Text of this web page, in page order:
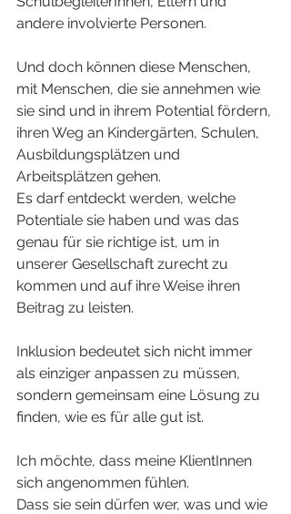
andere involvierte Personen.
Und doch können diese Menschen,
mit Menschen, die sie annehmen wie
sie sind und in ihrem Potential fördern,
ihren Weg an Kindergärten, Schulen,
Ausbildungsplätzen und
Arbeitsplätzen gehen.
Es darf entdeckt werden, welche
Potentiale sie haben und was das
genau für sie richtige ist, um in
unserer Gesellschaft zurecht zu
kommen und auf ihre Weise ihren
Beitrag zu leisten.
Inklusion bedeutet sich nicht immer
als einziger anpassen zu müssen,
sondern gemeinsam eine Lösung zu
finden, wie es für alle gut ist.
Ich möchte, dass meine KlientInnen
sich angenommen fühlen.
Dass sie sein dürfen wer, was und wie